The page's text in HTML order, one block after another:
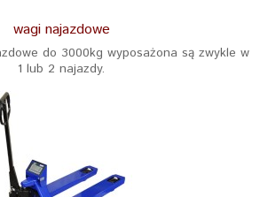
wagi najazdowe
do 3000kg wyposażona są zwykle w
1 lub 2 najazdy.